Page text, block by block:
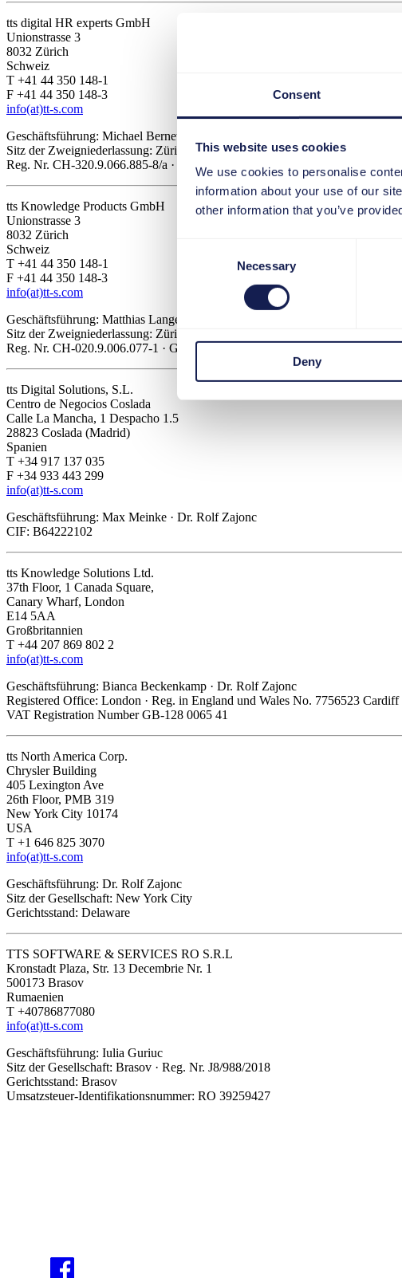
Consent
This website uses cookies
We use cookies to personalise
information about your use of our
other information that you’ve
Necessary
Deny
tts digital HR experts GmbH
Unionstrasse 3
8032 Zürich
Schweiz
T +41 44 350 148-1
F +41 44 350 148-3
info(at)tt-s.com
Geschäftsführung: Michael Bernet · Alexander Woelke
Sitz der Zweigniederlassung: Zürich · CHE-115.539.656 MWST
Reg. Nr. CH-320.9.066.885-8/a · Gerichtsstand Zürich
tts Knowledge Products GmbH
Unionstrasse 3
8032 Zürich
Schweiz
T +41 44 350 148-1
F +41 44 350 148-3
info(at)tt-s.com
Geschäftsführung: Matthias Langenbacher
Sitz der Zweigniederlassung: Zürich · CHE-344.241.645 MWST
Reg. Nr. CH-020.9.006.077-1 · Gerichtsstand Zürich
tts Digital Solutions, S.L.
Centro de Negocios Coslada
Calle La Mancha, 1 Despacho 1.5
28823 Coslada (Madrid)
Spanien
T +34 917 137 035
F +34 933 443 299
info(at)tt-s.com
Geschäftsführung: Max Meinke · Dr. Rolf Zajonc
CIF: B64222102
tts Knowledge Solutions Ltd.
37th Floor, 1 Canada Square,
Canary Wharf, London
E14 5AA
Großbritannien
T +44 207 869 802 2
info(at)tt-s.com
Geschäftsführung: Bianca Beckenkamp · Dr. Rolf Zajonc
Registered Office: London · Reg. in England und Wales No. 7756523 Cardiff
VAT Registration Number GB-128 0065 41
tts North America Corp.
Chrysler Building
405 Lexington Ave
26th Floor, PMB 319
New York City 10174
USA
T +1 646 825 3070
info(at)tt-s.com
Geschäftsführung: Dr. Rolf Zajonc
Sitz der Gesellschaft: New York City
Gerichtsstand: Delaware
TTS SOFTWARE & SERVICES RO S.R.L
Kronstadt Plaza, Str. 13 Decembrie Nr. 1
500173 Brasov
Rumaenien
T +40786877080
info(at)tt-s.com
Geschäftsführung: Iulia Guriuc
Sitz der Gesellschaft: Brasov · Reg. Nr. J8/988/2018
Gerichtsstand: Brasov
Umsatzsteuer-Identifikationsnummer: RO 39259427